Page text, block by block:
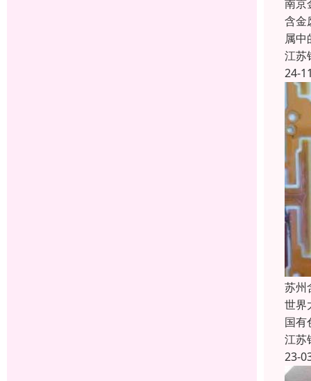
南京
含金
属
江苏
24-
苏州
世界
国有
江苏
23-